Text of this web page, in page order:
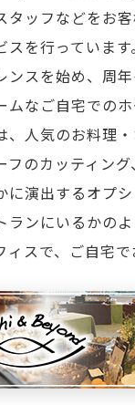
タッフなどをお
スを行っていま
ンスを始め、周
ムなご自宅での
、人気のお料理
フのカッティン
に演出するオプ
ランにいるかの
ィスで、ご自宅